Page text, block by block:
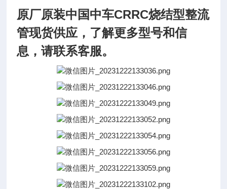
原厂原装中国中车CRRC烧结型整流
管现货供应 ， 了解更多型号和信
息，请联系客服。